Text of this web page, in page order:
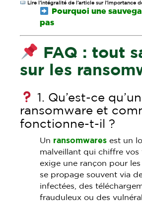
Lire l’intégralité de l’article sur l’importance
Pourquoi une
pas
FAQ : tout
sur les
1. Qu’est-ce qu’un
ransomware et
fonctionne-t-il ?
Un ransomwares est un
malveillant qui chiffre vos
exige une rançon pour les
se propage souvent via
infectées, des
frauduleux ou des